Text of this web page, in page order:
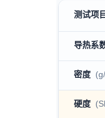
TP150系
测试项
导热系
密度
硬度